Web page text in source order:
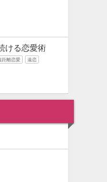
ける恋愛術
距離恋愛 遠恋